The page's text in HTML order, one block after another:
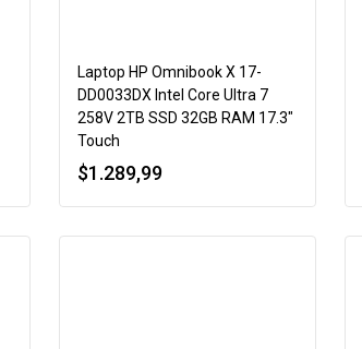
Laptop HP Omnibook X 17-
DD0033DX Intel Core Ultra 7
258V 2TB SSD 32GB RAM 17.3″
Touch
$1.289,99